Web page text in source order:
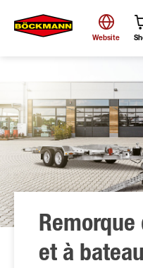
Chercher
Website
et à